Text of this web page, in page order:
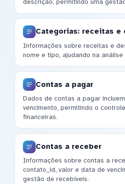
descrição, permitindo uma
Categorias: receitas e
Informações sobre receitas e
nome e tipo, ajudando na análise
Contas a pagar
Dados de contas a pagar
vencimento, permitindo o
financeiras.
Contas a receber
Informações sobre contas a
contato_id, valor e data de
gestão de recebíveis.